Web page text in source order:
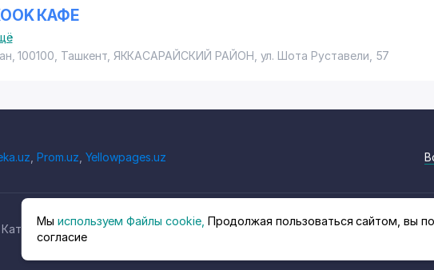
КАФЕ
100100, Ташкент, ЯККАСАРАЙСКИЙ РАЙОН ул. Шота Руставели , 57
Prom.uz Yellowpages.uz
компаний Узбекистана
Мы используем Файлы cookie, Продолжая пользоваться сайтом, вы
согласие